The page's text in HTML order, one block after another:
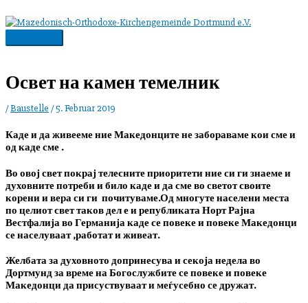
Inhalt
Hauptmenü
Освет на камен темелник
/Baustelle /5. Februar 2019
Каде и да живееме ние Македонците не забораваме кои сме и
од каде сме .
Во овој свет покрај телесните приоритети ние си ги знаеме и
духовните потреби и било каде и да сме во светот своите
корени и вера си ги почитуваме.Од многуте населени места
по целиот свет таков дел е и републиката Норт Рајна
Вестфалија во Германија каде се повеке и повеке Македонци
се населуваат ,работат и живеат.
Желбата за духовното допринесува и секоја недела во
Дортмунд за време на Богослужбите се повеке и повеке
Македонци да присуствуваат и меѓусебно се дружат.